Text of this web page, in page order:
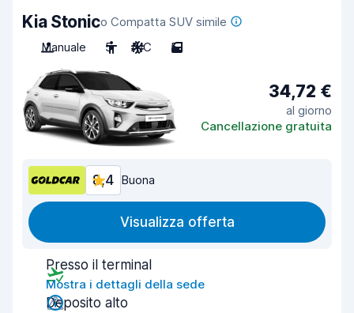
Kia Stonico Compatta SUV simile
Manuale
5 A/C 5
34,72 €
al giorno
Cancellazione gratuita
8,4 Buona
Visualizza offerta
Presso il terminal
Mostra i dettagli della sede
Deposito alto